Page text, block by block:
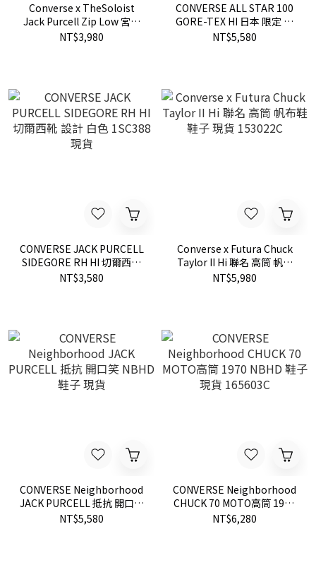
Converse x TheSoloist
Jack Purcell Zip Low 宮下
NT$3,980
CONVERSE ALL STAR 100
GORE-TEX HI 日本 限定 防
水 高統 帆布鞋 綠 現貨
NT$5,580
CONVERSE JACK PURCELL
SIDEGORE RH HI 切爾西靴
設計 白色 1SC388 現貨
NT$3,580
Converse x Futura Chuck
Taylor II Hi 聯名 高筒 帆布
鞋 鞋子 現貨 153022C
NT$5,980
CONVERSE Neighborhood
JACK PURCELL 抵抗 開口笑
NBHD 鞋子 現貨
NT$5,580
CONVERSE Neighborhood
CHUCK 70 MOTO高筒 1970
NBHD 鞋子 現貨 165603C
NT$6,280